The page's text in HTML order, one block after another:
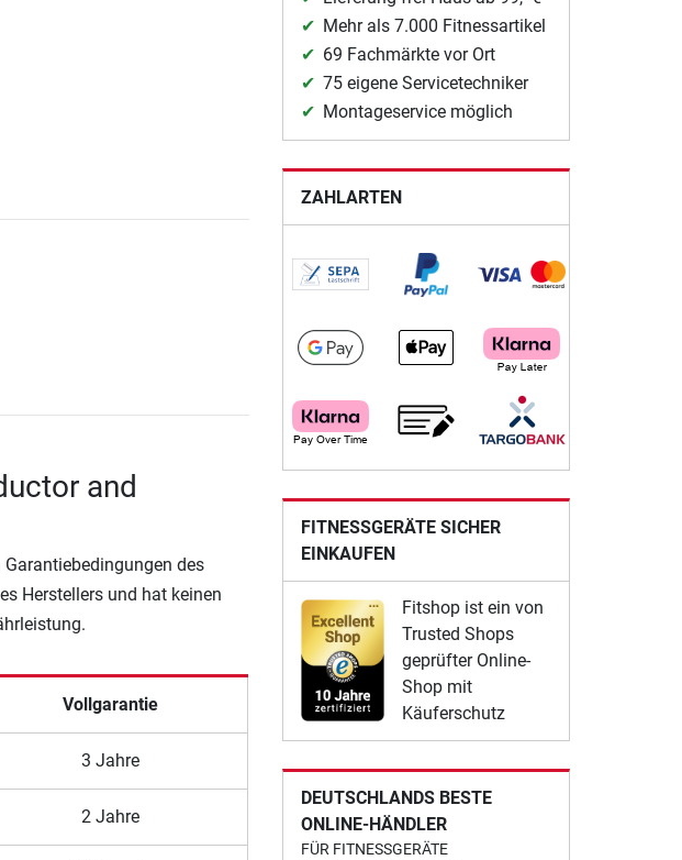
and
des
Herstellers und hat keinen
Vollgarantie
3 Jahre
2 Jahre
Mehr als 7.000 Fitnessartikel
69 Fachmärkte vor Ort
75 eigene Servicetechniker
Montageservice möglich
ZAHLARTEN
FITNESSGERÄTE SICHER
EINKAUFEN
Fitshop ist ein von
Trusted Shops
geprüfter Online-
Shop mit
Käuferschutz
DEUTSCHLANDS BESTE
ONLINE-HÄNDLER
FÜR FITNESSGERÄTE